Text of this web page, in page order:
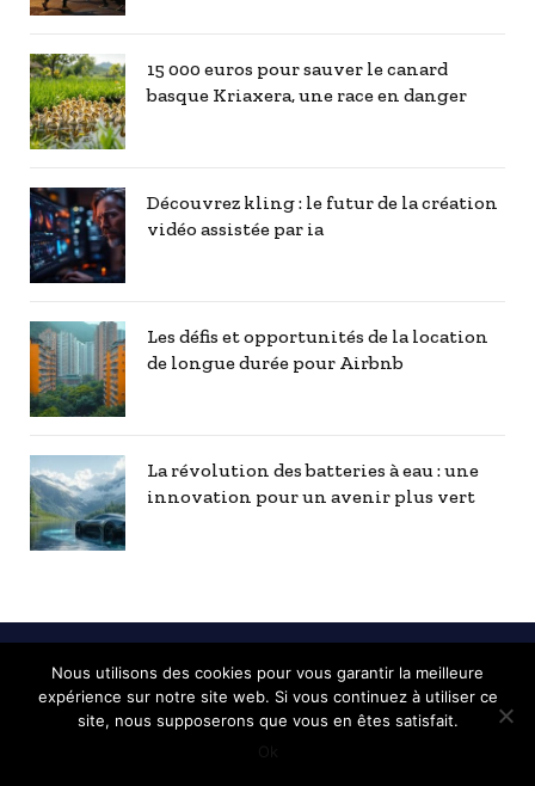
15 000 euros pour sauver le canard
basque Kriaxera, une race en danger
Découvrez kling : le futur de la création
vidéo assistée par ia
Les défis et opportunités de la location
de longue durée pour Airbnb
La révolution des batteries à eau : une
innovation pour un avenir plus vert
© 2026 Pau info - Toutes les informations de la ville de Pau |
Mentions Légales |Contactez nous| Notre équipe
Nous utilisons des cookies pour vous garantir la meilleure
expérience sur notre site web. Si vous continuez à utiliser ce
site, nous supposerons que vous en êtes satisfait.